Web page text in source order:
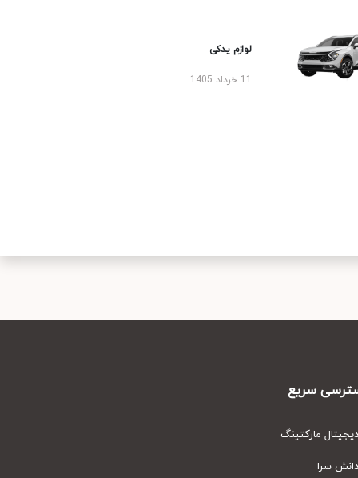
لوازم یدکی
سریع
مارکتینگ
سرا